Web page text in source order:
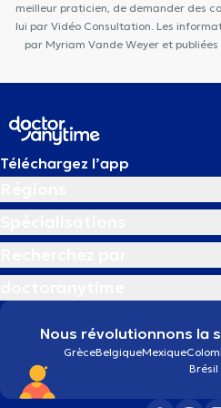
meilleur praticien, de demander des
lui par Vidéo Consultation. Les
par Myriam Vande Weyer et
Téléchargez l’app
Nous révolutionnons la
GrèceBelgiqueMexique
Brésil